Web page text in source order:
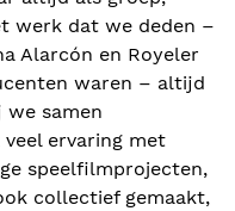
werk dat we deden –
Alarcón en Royeler
waren – altijd
we samen
ervaring met
speelfilmprojecten,
collectief gemaakt,